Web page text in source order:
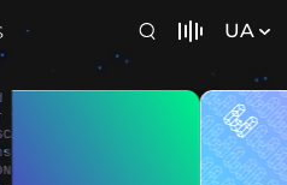
UA
• scanner demo /* ge
effect – not executed
= 8; const FADE_ZON
= 2500; cons
function clamp(n, a
// compiled
nerated for
*/ const
E = 35; const
t TRANSITION =